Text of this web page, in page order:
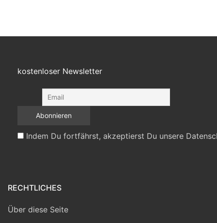
kostenloser Newsletter
Indem Du fortfährst, akzeptierst Du unsere
RECHTLICHES
Über diese Seite